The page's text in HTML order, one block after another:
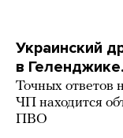
Украинский
в
Точных ответов
ЧП находится
ПВО